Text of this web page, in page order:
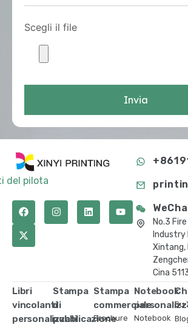
Scegli il file
Invia
del pilota
No.3
Industry
Cina
Libri
vincolanti
personalizzati
Stampa
di
pubblicazione
Stampa
commerciale
Brochure
Notebook
Notebook
Su